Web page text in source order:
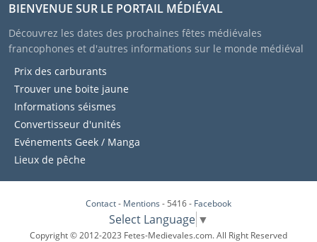
BIENVENUE SUR LE PORTAIL MÉDIÉVAL
Découvrez les dates des prochaines fêtes médiévales
francophones et d'autres informations sur le monde médiéval
Prix des carburants
Trouver une boite jaune
Informations séismes
Convertisseur d'unités
Evénements Geek / Manga
Lieux de pêche
Contact- Mentions - 5416 - Facebook
Select Language ▼
Copyright © 2012-2023 Fetes-Medievales.com. All Right Reserved